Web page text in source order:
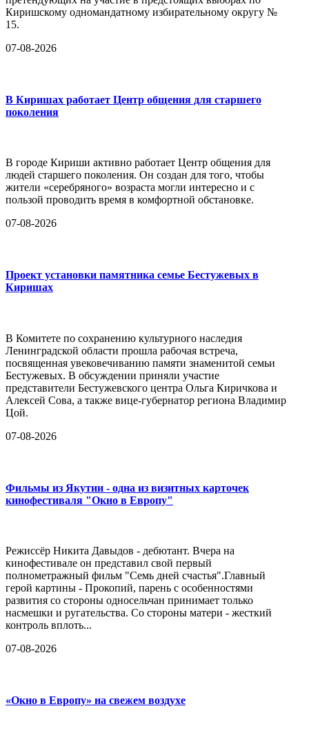
Киришскому одномандатному избирательному округу №
15.
07-08-2026
В Киришах работает Центр общения для старшего
поколения
В городе Кириши активно работает Центр общения для
людей старшего поколения. Он создан для того, чтобы
жители «серебряного» возраста могли интересно и с
пользой проводить время в комфортной обстановке.
07-08-2026
Проект установки памятника семье Бестужевых в
Киришах
В Комитете по сохранению культурного наследия
Ленинградской области прошла рабочая встреча,
посвященная увековечиванию памяти знаменитой семьи
Бестужевых. В обсуждении приняли участие
представители Бестужевского центра Ольга Киричкова и
Алексей Сова, а также вице-губернатор региона Владимир
Цой.
07-08-2026
Фильмы из Якутии - одна из визитных карточек
кинофестиваля "Окно в Европу"
Режиссёр Никита Давыдов - дебютант. Вчера на
кинофестивале он представил свой первый
полнометражный фильм "Семь дней счастья".Главный
герой картины - Прокопий, парень с особенностями
развития со стороны односельчан принимает только
насмешки и ругательства. Со стороны матери - жесткий
контроль вплоть...
07-08-2026
«Окно в Европу» на свежем воздухе